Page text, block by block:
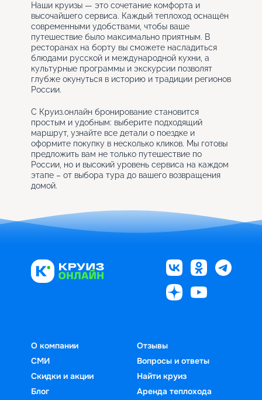
Наши круизы — это сочетание комфорта и
высочайшего сервиса. Каждый теплоход оснащён
современными удобствами, чтобы ваше
путешествие было максимально приятным. В
ресторанах на борту вы сможете насладиться
блюдами русской и международной кухни, а
культурные программы и экскурсии позволят
глубже окунуться в историю и традиции регионов
России.
С Круиз.онлайн бронирование становится
простым и удобным: выберите подходящий
маршрут, узнайте все детали о поездке и
оформите покупку в несколько кликов. Мы готовы
предложить вам не только путешествие по
России, но и высокий уровень сервиса на каждом
этапе – от выбора тура до вашего возвращения
домой.
О компании
СМИ
Скидки и акции
Блог
Отзывы
Вопросы и ответы
Найти круиз
Аренда теплохода